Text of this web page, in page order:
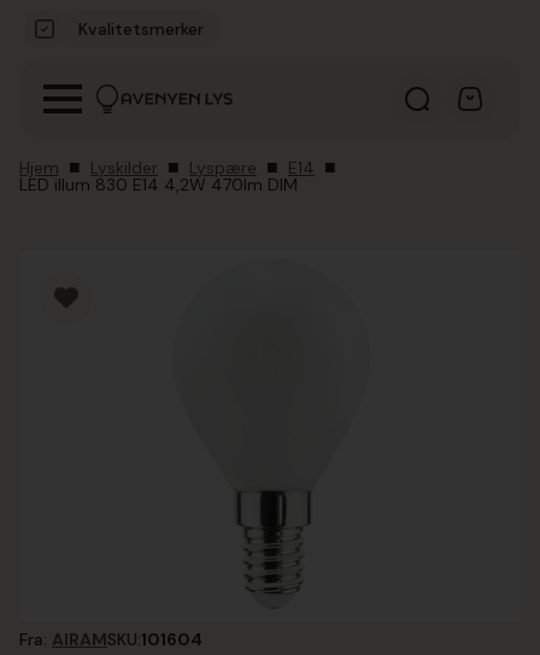
Kvalitetsmerker
Hjem Lyskilder Lyspære E14
LED illum 830 E14 4,2W 470lm DIM
Fra: AIRAMSKU:101604